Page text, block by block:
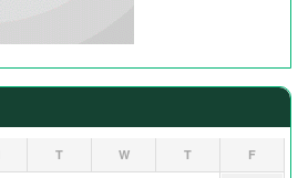
T W T F